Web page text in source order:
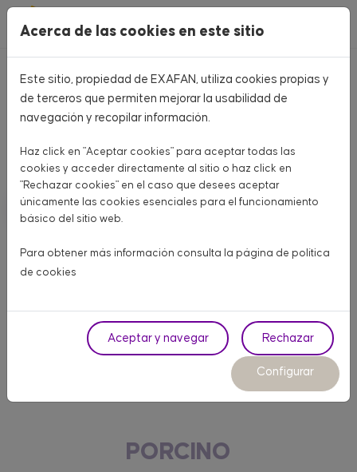
Pasar al contenido principal
Home CATÁLOGO PRODUCTOS
CATÁLOGO PRODUCTOS
Aquí encontrarás todo lo que necesitas para tu granja
AVÍCOLA PUESTA
OTROS ANIMALES
PORCINO
Acerca de las cookies en este sitio
Este sitio, propiedad de EXAFAN, utiliza cookies propias y
de terceros que permiten mejorar la usabilidad de
navegación y recopilar información.
Haz click en "Aceptar cookies" para aceptar todas las
cookies y acceder directamente al sitio o haz click en
"Rechazar cookies" en el caso que desees aceptar
únicamente las cookies esenciales para el funcionamiento
básico del sitio web.
Para obtener más información consulta la página de política
de cookies
Aceptar y navegar Rechazar
Configurar